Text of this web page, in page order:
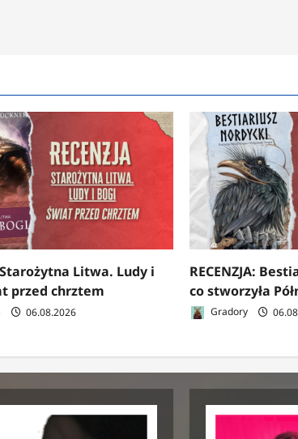
Starożytna Litwa. Ludy i
przed chrztem
06.08.2026
RECENZJA:
co stworzyła
Gradory